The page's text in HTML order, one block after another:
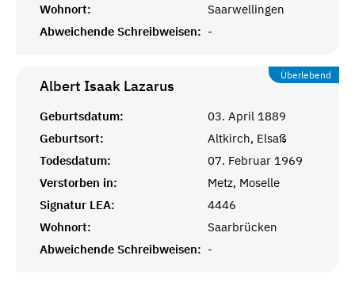
Wohnort:
Saarwellingen
Abweichende Schreibweisen: -
Überlebend
Albert Isaak Lazarus
Geburtsdatum:
03. April 1889
Geburtsort:
Altkirch, Elsaß
Todesdatum:
07. Februar 1969
Verstorben in:
Metz, Moselle
Signatur LEA:
4446
Wohnort:
Saarbrücken
Abweichende Schreibweisen: -